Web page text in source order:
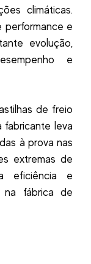
climáticas.
performance e
evolução,
e
de freio
fabricante leva
à prova nas
extremas de
eficiência e
na fábrica de